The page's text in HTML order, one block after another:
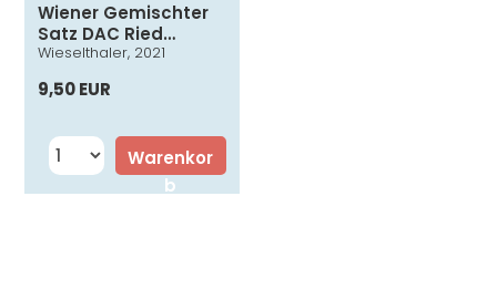
Wiener Gemischter
Satz DAC Ried
Weichseltal
Wieselthaler, 2021
9,50 EUR
Warenkor
b